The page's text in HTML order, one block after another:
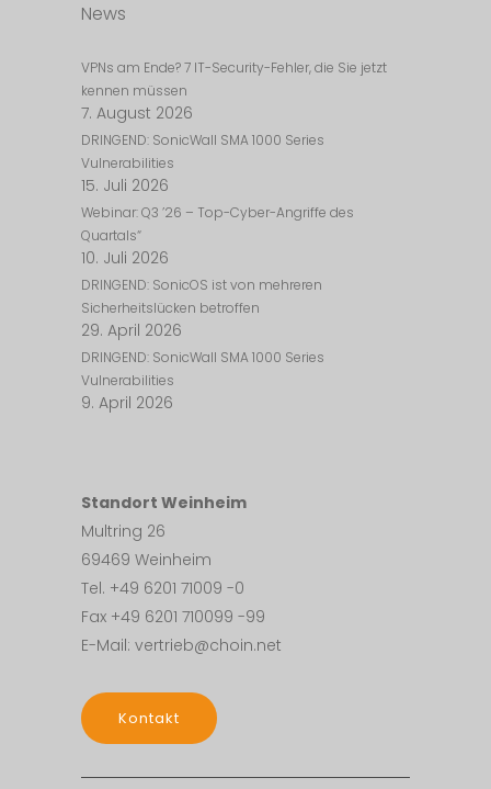
News
VPNs am Ende? 7 IT-Security-Fehler, die Sie jetzt
kennen müssen
7. August 2026
DRINGEND: SonicWall SMA 1000 Series
Vulnerabilities
15. Juli 2026
Webinar: Q3 ’26 – Top-Cyber-Angriffe des
Quartals“
10. Juli 2026
DRINGEND: SonicOS ist von mehreren
Sicherheitslücken betroffen
29. April 2026
DRINGEND: SonicWall SMA 1000 Series
Vulnerabilities
9. April 2026
Standort Weinheim
Multring 26
69469 Weinheim
Tel. +49 6201 71009 -0
Fax +49 6201 710099 -99
E-Mail: vertrieb@choin.net
Kontakt